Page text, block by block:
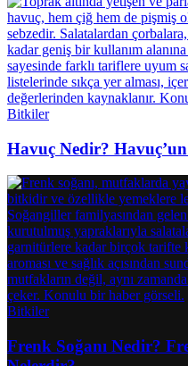
Bitkiler
Havuç Nedir?
Bitkiler
Frenk Soğanı Nedir?